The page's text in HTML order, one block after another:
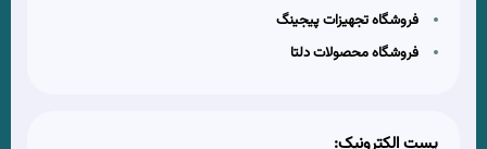
فروشگاه تجهیزات پیجینگ
فروشگاه محصولات دلتا
پست الکترونیک: